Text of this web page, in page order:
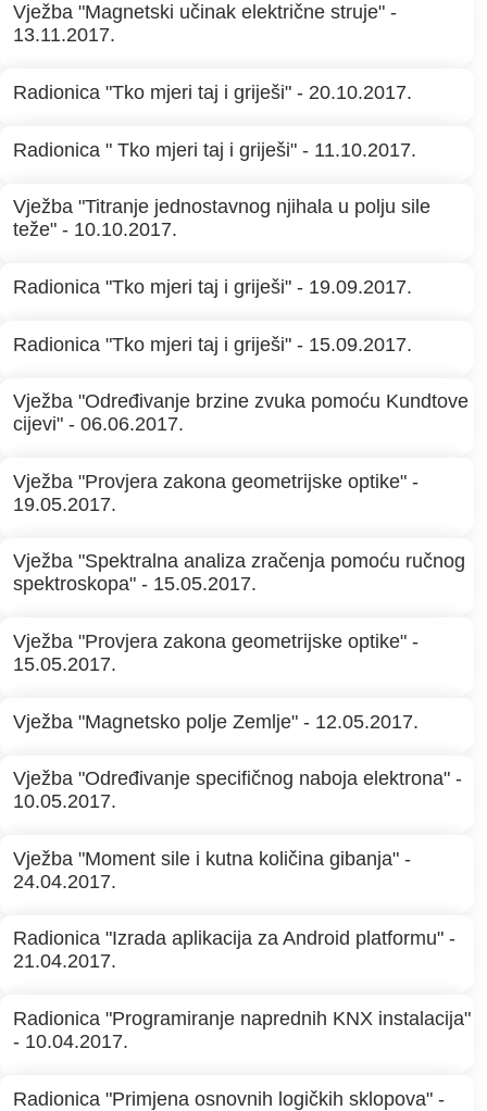
Vježba "Magnetski učinak električne struje" -
13.11.2017.
Radionica "Tko mjeri taj i griješi" - 20.10.2017.
Radionica " Tko mjeri taj i griješi" - 11.10.2017.
Vježba "Titranje jednostavnog njihala u polju sile
teže" - 10.10.2017.
Radionica "Tko mjeri taj i griješi" - 19.09.2017.
Radionica "Tko mjeri taj i griješi" - 15.09.2017.
Vježba "Određivanje brzine zvuka pomoću Kundtove
cijevi" - 06.06.2017.
Vježba "Provjera zakona geometrijske optike" -
19.05.2017.
Vježba "Spektralna analiza zračenja pomoću ručnog
spektroskopa" - 15.05.2017.
Vježba "Provjera zakona geometrijske optike" -
15.05.2017.
Vježba "Magnetsko polje Zemlje" - 12.05.2017.
Vježba "Određivanje specifičnog naboja elektrona" -
10.05.2017.
Vježba "Moment sile i kutna količina gibanja" -
24.04.2017.
Radionica "Izrada aplikacija za Android platformu" -
21.04.2017.
Radionica "Programiranje naprednih KNX instalacija"
- 10.04.2017.
Radionica "Primjena osnovnih logičkih sklopova" -